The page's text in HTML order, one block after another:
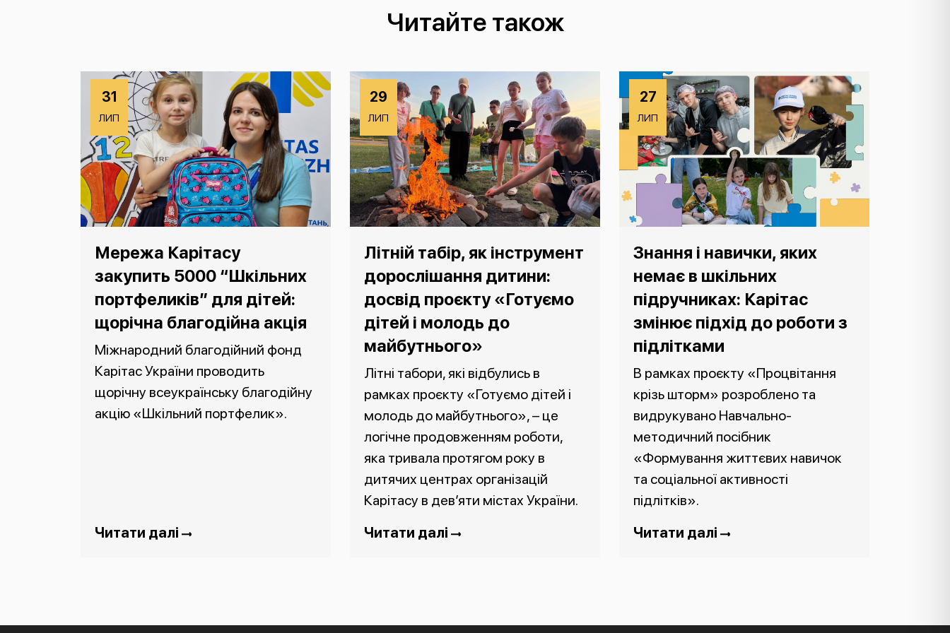
Читайте також
31
ЛИП
Мережа Карітасу
закупить 5000 “Шкільних
портфеликів” для дітей:
щорічна благодійна акція
Міжнародний благодійний фонд
Карітас України проводить
щорічну всеукраїнську благодійну
акцію «Шкільний портфелик».
Читати далі
29
ЛИП
Літній табір, як інструмент
дорослішання дитини:
досвід проєкту «Готуємо
дітей і молодь до
майбутнього»
Літні табори, які відбулись в
рамках проєкту «Готуємо дітей і
молодь до майбутнього», – це
логічне продовженням роботи,
яка тривала протягом року в
дитячих центрах організацій
Карітасу в дев’яти містах України.
Читати далі
27
ЛИП
Знання і навички, яких
немає в шкільних
підручниках: Карітас
змінює підхід до роботи з
підлітками
В рамках проєкту «Процвітання
крізь шторм» розроблено та
видрукувано Навчально-
методичний посібник
«Формування життєвих навичок
та соціальної активності
підлітків».
Читати далі